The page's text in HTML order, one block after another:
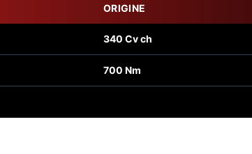
ORIGINE
340 Cv ch
700 Nm